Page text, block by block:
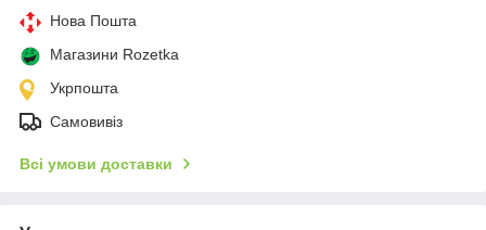
Нова Пошта
Магазини Rozetka
Укрпошта
Самовивіз
Всі умови доставки